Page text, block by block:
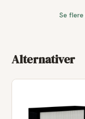
Se flere
Alternativer